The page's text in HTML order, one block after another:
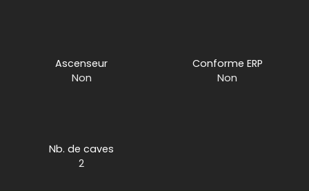
Ascenseur
Non
Conforme ERP
Non
Nb. de caves
2